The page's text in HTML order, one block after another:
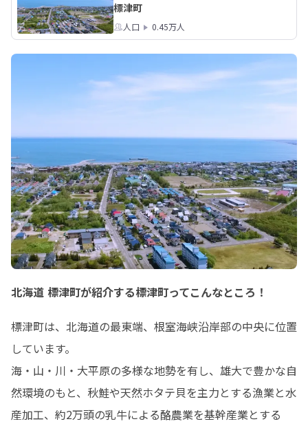
標津町
人口 0.45万人
北海道 標津町が紹介する標津町ってこんなところ！
標津町は、北海道の最東端、根室海峡沿岸部の中央に位置
しています。
海・山・川・大平原の多様な地勢を有し、雄大で豊かな自
然環境のもと、秋鮭や天然ホタテ貝を主力とする漁業と水
産加工、約2万頭の乳牛による酪農業を基幹産業とする